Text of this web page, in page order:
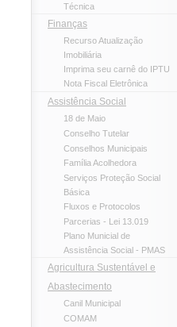
Técnica
Finanças
Recurso Atualização
Imobiliária
Imprima seu carnê do IPTU
Nota Fiscal Eletrônica
Assistência Social
18 de Maio
Conselho Tutelar
Conselhos Municipais
Família Acolhedora
Serviços Proteção Social
Básica
Fluxos e Protocolos
Parcerias - Lei 13.019
Plano Municial de
Assistência Social - PMAS
Agricultura Sustentável e
Abastecimento
Canil Municipal
COMAM